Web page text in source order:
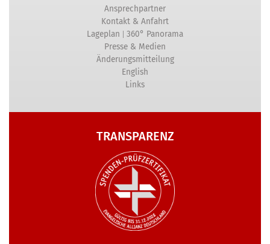
Ansprechpartner
Kontakt & Anfahrt
Lageplan | 360° Panorama
Presse & Medien
Änderungsmitteilung
English
Links
TRANSPARENZ